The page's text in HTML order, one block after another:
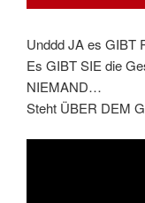
Unddd JA es GIBT
Es GIBT SIE die
NIEMAND…
Steht ÜBER DEM